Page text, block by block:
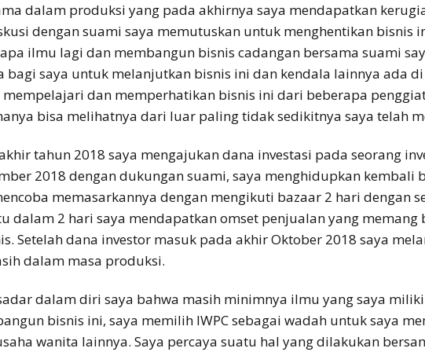
dalam produksi yang pada akhirnya saya mendapatkan
dengan suami saya memutuskan untuk menghentikan bisnis
ilmu lagi dan membangun bisnis cadangan bersama suami
bagi saya untuk melanjutkan bisnis ini dan kendala lainnya ada
dan memperhatikan bisnis ini dari beberapa
bisa melihatnya dari luar paling tidak sedikitnya saya telah
tahun 2018 saya mengajukan dana investasi pada seorang
2018 dengan dukungan suami, saya menghidupkan
memasarkannya dengan mengikuti bazaar 2 hari dengan
dalam 2 hari saya mendapatkan omset penjualan yang
Setelah dana investor masuk pada akhir Oktober 2018 saya
dalam masa produksi.
dalam diri saya bahwa masih minimnya ilmu yang saya
bisnis ini, saya memilih IWPC sebagai wadah untuk saya
wanita lainnya. Saya percaya suatu hal yang dilakukan